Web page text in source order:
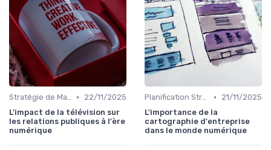
Stratégie de Marketing Digital •
22/11/2025
L'impact de la télévision sur
les relations publiques à l'ère
numérique
Planification Stratégique Digitale •
21/11/2025
L'importance de la
cartographie d'entreprise
dans le monde numérique